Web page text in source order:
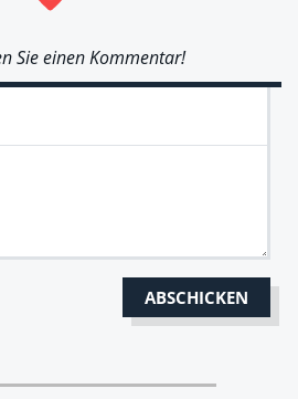
Sie einen Kommentar!